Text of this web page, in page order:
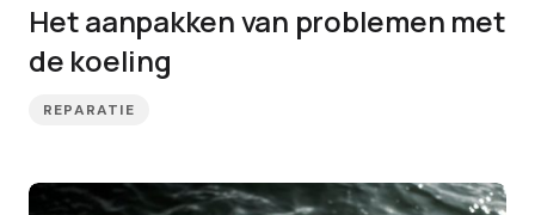
Het aanpakken van problemen met
de koeling
REPARATIE